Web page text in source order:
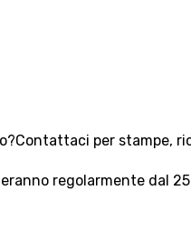
Contattaci per stampe,
regolarmente dal